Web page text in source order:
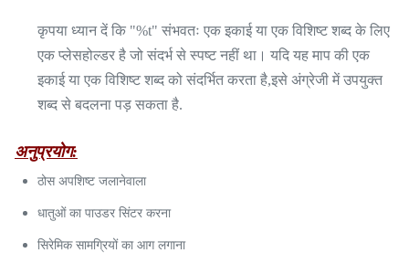
कृपया ध्यान दें कि "%t" संभवतः एक इकाई या एक विशिष्ट शब्द के लिए
एक प्लेसहोल्डर है जो संदर्भ से स्पष्ट नहीं था। यदि यह माप की एक
इकाई या एक विशिष्ट शब्द को संदर्भित करता है,इसे अंग्रेजी में उपयुक्त
शब्द से बदलना पड़ सकता है.
अनुप्रयोग:
ठोस अपशिष्ट जलानेवाला
धातुओं का पाउडर सिंटर करना
सिरेमिक सामग्रियों का आग लगाना